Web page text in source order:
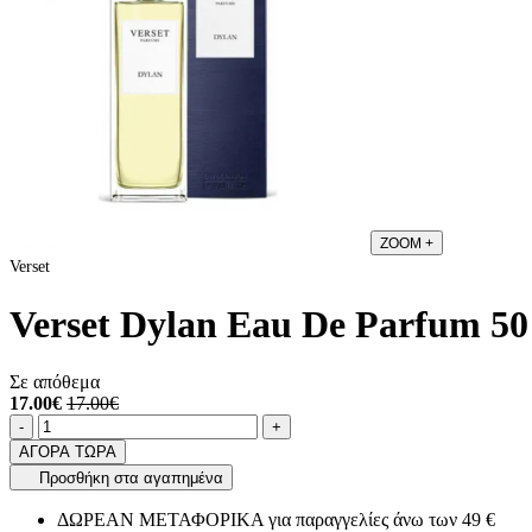
ZOOM +
Verset
Verset Dylan Eau De Parfum
Σε απόθεμα
17.00€ 17.00€
Ποσότητα
-product.increase.quantity +
ΑΓΟΡΑ ΤΩΡΑ
Προσθήκη στα αγαπημένα
ΔΩΡΕΑΝ ΜΕΤΑΦΟΡΙΚΑ για παραγγελίες άνω των 49 €